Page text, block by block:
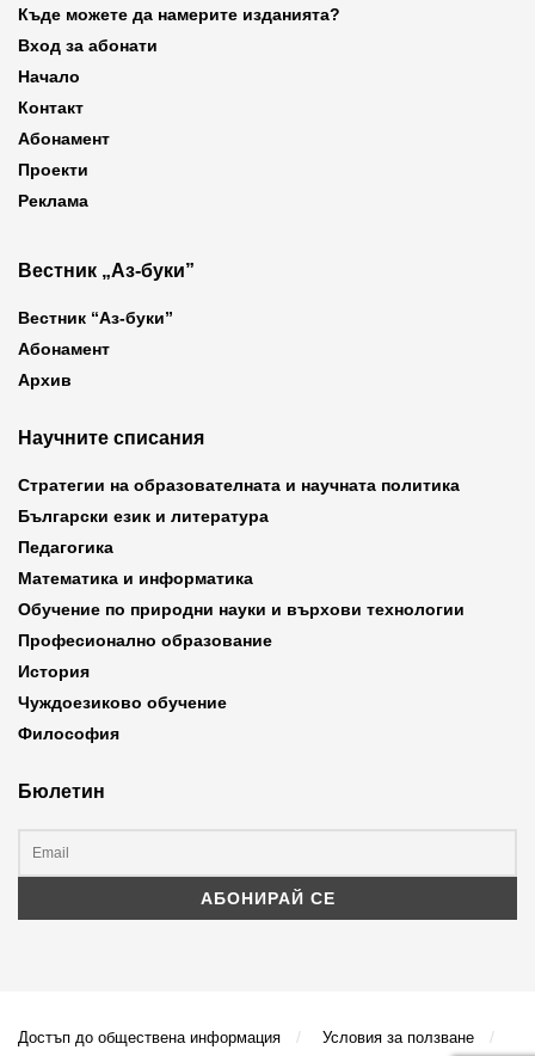
Къде можете да намерите изданията?
Вход за абонати
Начало
Контакт
Абонамент
Проекти
Реклама
Вестник „Аз-буки”
Вестник “Аз-буки”
Абонамент
Архив
Научните списания
Стратегии на образователната и научната политика
Български език и литература
Педагогика
Математика и информатика
Обучение по природни науки и върхови технологии
Професионално образование
История
Чуждоезиково обучение
Философия
Бюлетин
Достъп до обществена информация Условия за ползване